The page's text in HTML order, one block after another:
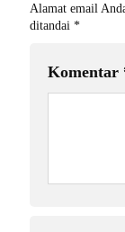
Alamat email
ditandai *
Komentar